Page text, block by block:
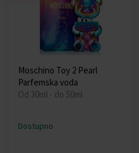
Moschino Toy 2 Pearl
Parfemska voda
Od 30ml - do 50ml
Dostupno